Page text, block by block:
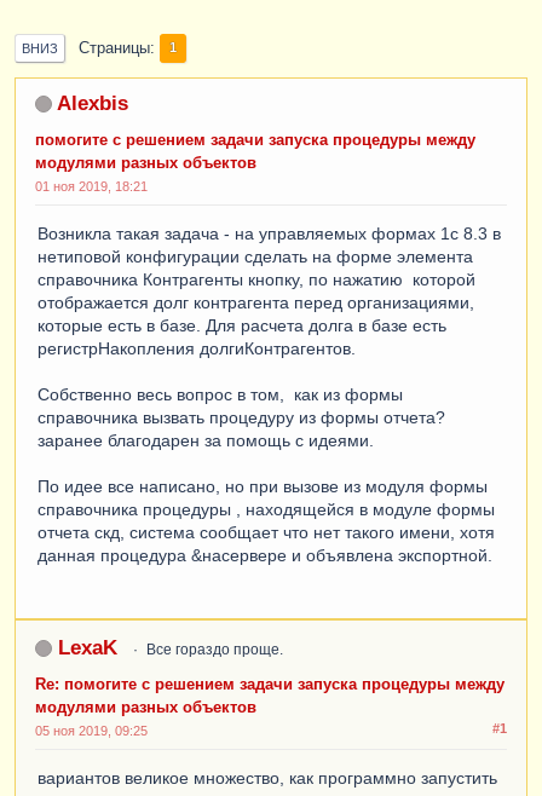
ВНИЗ Страницы 1
Alexbis
помогите с решением задачи запуска процедуры между
модулями разных объектов
01 ноя 2019, 18:21
Возникла такая задача - на управляемых формах 1с 8.3 в
нетиповой конфигурации сделать на форме элемента
справочника Контрагенты кнопку, по нажатию которой
отображается долг контрагента перед организациями,
которые есть в базе. Для расчета долга в базе есть
регистрНакопления долгиКонтрагентов.
Собственно весь вопрос в том, как из формы
справочника вызвать процедуру из формы отчета?
заранее благодарен за помощь с идеями.
По идее все написано, но при вызове из модуля формы
справочника процедуры , находящейся в модуле формы
отчета скд, система сообщает что нет такого имени, хотя
данная процедура &насервере и объявлена экспортной.
LexaK Все гораздо проще.
Re: помогите с решением задачи запуска процедуры между
модулями разных объектов
#1
05 ноя 2019, 09:25
вариантов великое множество, как программно запустить